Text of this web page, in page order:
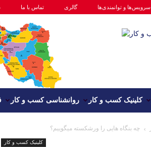
تماس با ما گالری سرویس‌ها و توانمندی‌ها
کلینیک کسب و کار روانشناسی کسب و کار
چه بنگاه هایی را ورشکسته میگوییم؟
کلینیک کسب و کار